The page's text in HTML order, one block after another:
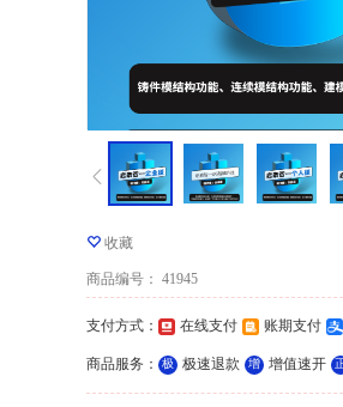
收藏
商品编号 ： 41945
支付方式 ： 在线支付 账期支付
商品服务 ： 极 极速退款 增 增值速开